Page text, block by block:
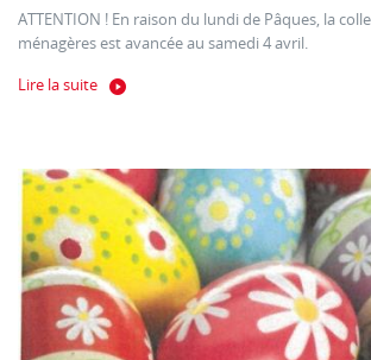
ATTENTION ! En raison du lundi de Pâques, la
ménagères est avancée au samedi 4 avril.
Lire la suite